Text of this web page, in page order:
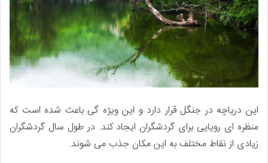
این دریاچه در جنگل قرار دارد و این ويژه گی باعث شده است که
منظره ای رویایی برای گردشگران ایجاد کند. در طول سال گردشگران
زیادی از نقاط مختلف به این مکان جذب می شوند.